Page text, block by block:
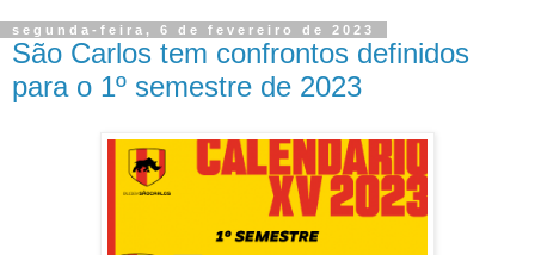
segunda-feira, 6 de fevereiro de 2023
São Carlos tem confrontos definidos
para o 1º semestre de 2023